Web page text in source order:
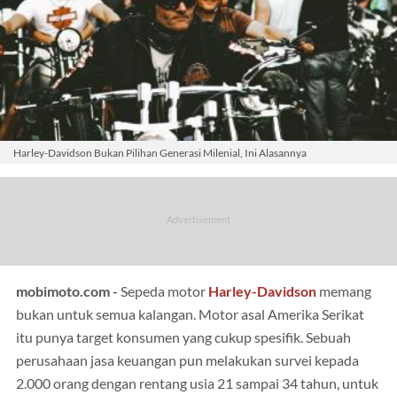
Harley-Davidson Bukan Pilihan Generasi Milenial, Ini Alasannya
mobimoto.com - Sepeda motor Harley-Davidson memang
bukan untuk semua kalangan. Motor asal Amerika Serikat
itu punya target konsumen yang cukup spesifik. Sebuah
perusahaan jasa keuangan pun melakukan survei kepada
2.000 orang dengan rentang usia 21 sampai 34 tahun, untuk